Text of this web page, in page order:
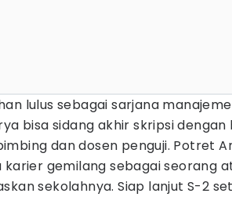
lulus sebagai sarjana
bisa sidang akhir skripsi
dan dosen penguji. Potret
karier gemilang sebagai seorang
sekolahnya. Siap lanjut S-2